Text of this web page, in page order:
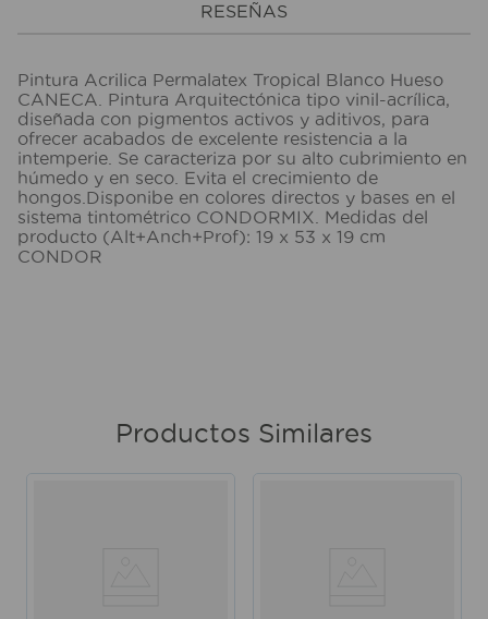
RESEÑAS
Pintura Acrilica Permalatex Tropical Blanco Hueso
CANECA. Pintura Arquitectónica tipo vinil-acrílica,
diseñada con pigmentos activos y aditivos, para
ofrecer acabados de excelente resistencia a la
intemperie. Se caracteriza por su alto cubrimiento en
húmedo y en seco. Evita el crecimiento de
hongos.Disponibe en colores directos y bases en el
sistema tintométrico CONDORMIX. Medidas del
producto (Alt+Anch+Prof): 19 x 53 x 19 cm
CONDOR
Productos Similares